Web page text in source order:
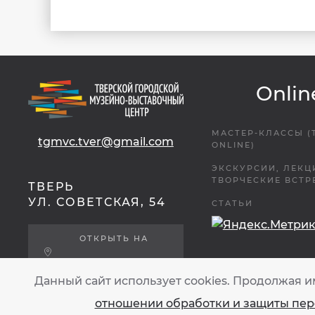
МАСТЕР-КЛАССЫ
ONLINE)
ЭКСКУРСИИ,
ТВОРЧЕСКИЕ
СТАТЬИ
tgmvc.tver@gmail.com
ТВЕРЬ
УЛ. СОВЕТСКАЯ, 54
ОТКРЫТЬ НА
Данный сайт использует cookies. Продолжая
отношении обработки и защиты